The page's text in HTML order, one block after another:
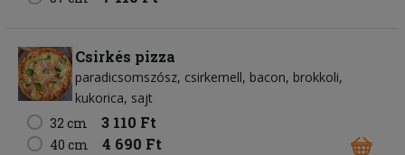
Csirkés pizza
paradicsomszósz csirkemell bacon brokkoli
kukorica sajt
32 cm
3 110 Ft
40 cm 4 690 Ft